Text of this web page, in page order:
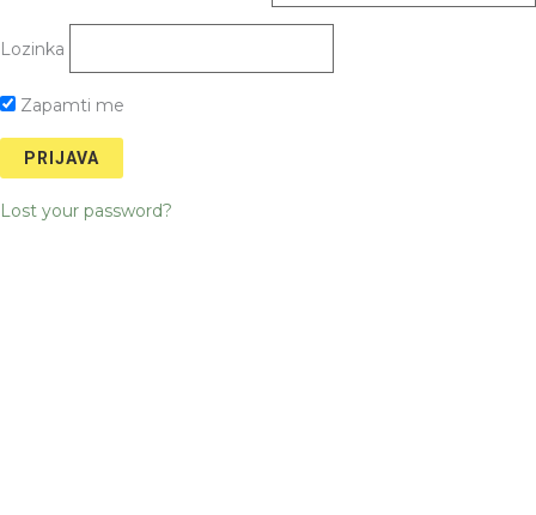
Lozinka
Zapamti me
Lost your password?